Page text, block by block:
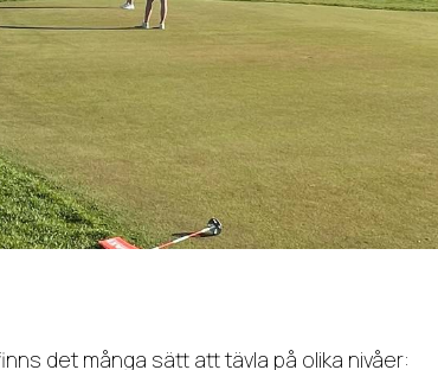
det många sätt att tävla på olika nivåer: